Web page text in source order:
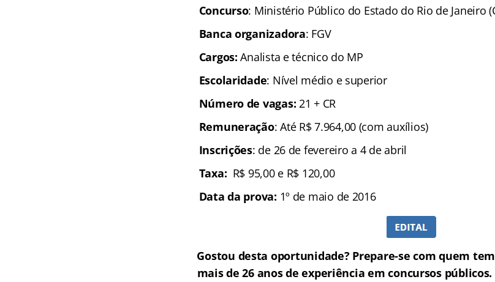
Concurso: Ministério Público do Estado do Rio de Janeiro
Banca organizadora: FGV
Cargos:Analista e técnico do MP
Escolaridade: Nível médio e superior
Número de vagas: 21 + CR
Remuneração: Até R$ 7.964,00 (com auxílios)
Inscrições: de 26 de fevereiro a 4 de abril
Taxa: R$ 95,00 e R$ 120,00
Data da prova: 1º de maio de 2016
Gostou desta oportunidade? Prepare-se com quem
mais de 26 anos de experiência em concursos públicos.